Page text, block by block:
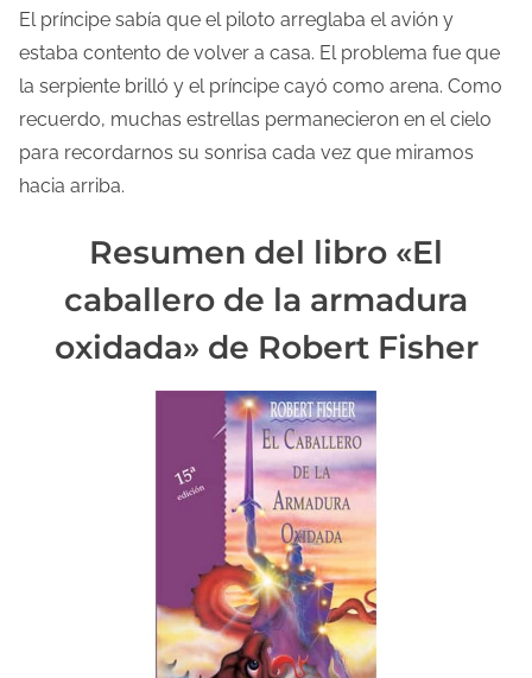
El príncipe sabía que el piloto arreglaba el avión y
estaba contento de volver a casa. El problema fue que
la serpiente brilló y el príncipe cayó como arena. Como
recuerdo, muchas estrellas permanecieron en el cielo
para recordarnos su sonrisa cada vez que miramos
hacia arriba.
Resumen del libro «El
caballero de la armadura
oxidada» de Robert Fisher